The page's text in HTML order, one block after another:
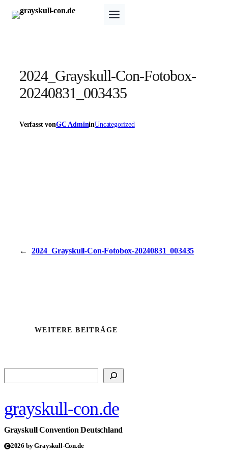
Zum
Inhalt
2024_Grayskull-Con-Fotobox-
20240831_003435
Verfasst vonGC AdmininUncategorized
← 2024_Grayskull-Con-Fotobox-20240831_003435
WEITERE BEITRÄGE
grayskull-con.de
Grayskull Convention Deutschland
2026 by Grayskull-Con.de